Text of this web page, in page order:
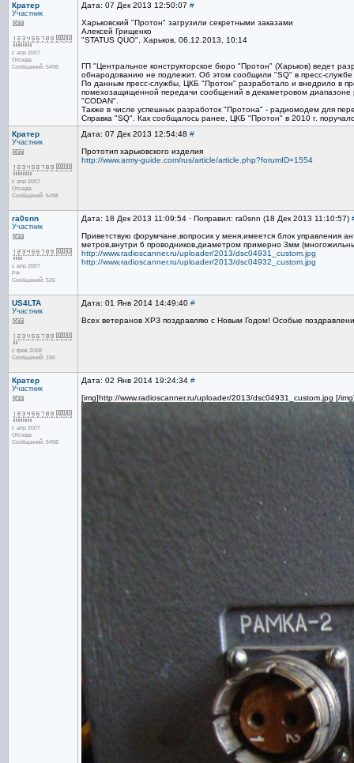
Кратер
Участник
с апр 2007
Отсюда
Сообщений: 5498
Дата: 07 Дек 2013 12:50:07 #
Харьковский "Протон" загрузили секретными заказами
Алексей Грищенко
"STATUS QUO", Харьков, 06.12.2013, 10:14
ГП "Центральное конструкторское бюро "Протон" (Харьков) ведет
обнародованию не подлежит. Об этом сообщили "SQ" в пресс-
По данным пресс-службы, ЦКБ "Протон" разработало и внедрило в
помехозащищенной передачи сообщений в декаметровом
"CODAN".
Также в числе успешных разработок "Протона" - радиомодем для
Справка "SQ". Как сообщалось ранее, ЦКБ "Протон" в 2010 г.
Кратер
Участник
с апр 2007
Отсюда
Сообщений: 5498
Дата: 07 Дек 2013 12:54:48 #
Прототип харьковского изделия
http://www.army-guide.com/rus/article/article.php?forumID=1554
ra0snn
Участник
с апр 2007
РФ
Сообщений: 526
Дата: 18 Дек 2013 11:09:54 · Поправил: ra0snn (18 Дек 2013 11:10:57)
Приветствую форумчане,вопросик у меня,имеется блок управления
метров,внутри 6 проводников,диаметром примерно 3мм
http://www.radioscanner.ru/uploader/2013/dsc04931_custom.jpg
http://www.radioscanner.ru/uploader/2013/dsc04932_custom.jpg
US4LTA
Участник
с фев 2008
Сообщений: 150
Дата: 01 Янв 2014 14:49:40 #
Всех ветеранов ХРЗ поздравляю с Новым Годом! Особые
Кратер
Участник
с апр 2007
Отсюда
Сообщений: 5498
Дата: 02 Янв 2014 19:24:34 #
[img]http://www.radioscanner.ru/uploader/2013/dsc04931_custom.jpg [/